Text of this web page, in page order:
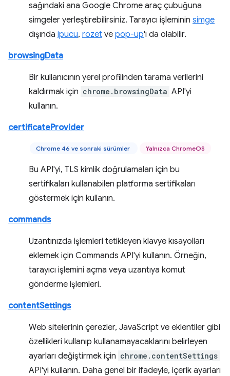
sağındaki ana Google Chrome araç çubuğuna
simgeler yerleştirebilirsiniz. Tarayıcı işleminin simge
dışında ipucu, rozet ve pop-up'ı da olabilir.
browsingData
Bir kullanıcının yerel profilinden tarama verilerini
kaldırmak için chrome.browsingData API'yi
kullanın.
certificateProvider
Chrome 46 ve sonraki sürümler Yalnızca ChromeOS
Bu API'yi, TLS kimlik doğrulamaları için bu
sertifikaları kullanabilen platforma sertifikaları
göstermek için kullanın.
commands
Uzantınızda işlemleri tetikleyen klavye kısayolları
eklemek için Commands API'yi kullanın. Örneğin,
tarayıcı işlemini açma veya uzantıya komut
gönderme işlemleri.
contentSettings
Web sitelerinin çerezler, JavaScript ve eklentiler gibi
özellikleri kullanıp kullanamayacaklarını belirleyen
ayarları değiştirmek için chrome.contentSettings
API'yi kullanın. Daha genel bir ifadeyle, içerik ayarları